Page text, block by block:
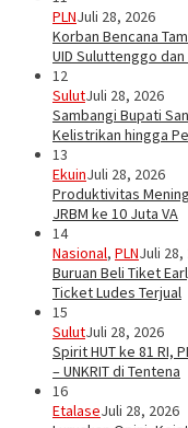
PLNJuli 28, 2026
Korban Bencana
UID Suluttenggo
12
SulutJuli 28, 2026
Sambangi Bupati
Kelistrikan hingga
13
EkuinJuli 28, 2026
Produktivitas
JRBM ke 10 Juta VA
14
Nasional, PLNJuli 28,
Buruan Beli Tiket
Ticket Ludes Terjual
15
SulutJuli 28, 2026
Spirit HUT ke 81 RI,
– UNKRIT di Tentena
16
EtalaseJuli 28, 2026